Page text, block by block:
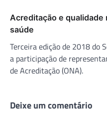
Acreditação e
saúde
Terceira edição de 2018 do
a participação de
de Acreditação (ONA).
Deixe um comentário